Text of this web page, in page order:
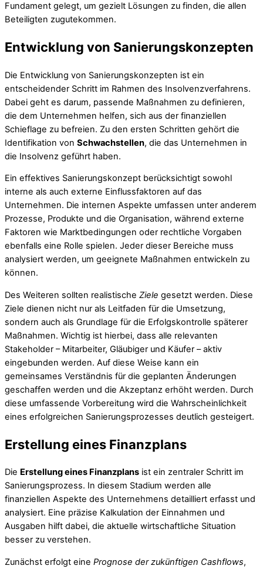
Fundament gelegt, um gezielt Lösungen zu finden, die allen
Beteiligten zugutekommen.
Entwicklung von Sanierungskonzepten
Die Entwicklung von Sanierungskonzepten ist ein
entscheidender Schritt im Rahmen des Insolvenzverfahrens.
Dabei geht es darum, passende Maßnahmen zu definieren,
die dem Unternehmen helfen, sich aus der finanziellen
Schieflage zu befreien. Zu den ersten Schritten gehört die
Identifikation von Schwachstellen, die das Unternehmen in
die Insolvenz geführt haben.
Ein effektives Sanierungskonzept berücksichtigt sowohl
interne als auch externe Einflussfaktoren auf das
Unternehmen. Die internen Aspekte umfassen unter anderem
Prozesse, Produkte und die Organisation, während externe
Faktoren wie Marktbedingungen oder rechtliche Vorgaben
ebenfalls eine Rolle spielen. Jeder dieser Bereiche muss
analysiert werden, um geeignete Maßnahmen entwickeln zu
können.
Des Weiteren sollten realistische Ziele gesetzt werden. Diese
Ziele dienen nicht nur als Leitfaden für die Umsetzung,
sondern auch als Grundlage für die Erfolgskontrolle späterer
Maßnahmen. Wichtig ist hierbei, dass alle relevanten
Stakeholder – Mitarbeiter, Gläubiger und Käufer – aktiv
eingebunden werden. Auf diese Weise kann ein
gemeinsames Verständnis für die geplanten Änderungen
geschaffen werden und die Akzeptanz erhöht werden. Durch
diese umfassende Vorbereitung wird die Wahrscheinlichkeit
eines erfolgreichen Sanierungsprozesses deutlich gesteigert.
Erstellung eines Finanzplans
Die Erstellung eines Finanzplans ist ein zentraler Schritt im
Sanierungsprozess. In diesem Stadium werden alle
finanziellen Aspekte des Unternehmens detailliert erfasst und
analysiert. Eine präzise Kalkulation der Einnahmen und
Ausgaben hilft dabei, die aktuelle wirtschaftliche Situation
besser zu verstehen.
Zunächst erfolgt eine Prognose der zukünftigen Cashflows,